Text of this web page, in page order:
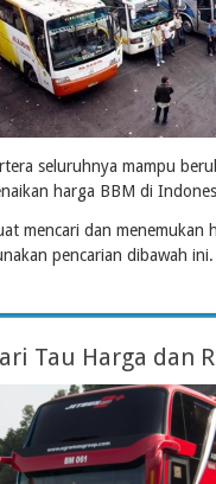
seluruhnya mampu
harga BBM di
mencari dan menemukan
pencarian dibawah ini.
Tau Harga dan